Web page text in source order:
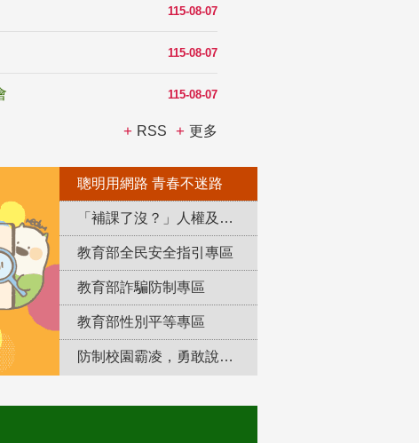
115-08-07
115-08-07
115-08-07
RSS 更多
聰明用網路 青春不迷路
「補課了沒？」人權及轉型正義教育專區
教育部全民安全指引專區
教育部詐騙防制專區
教育部性別平等專區
防制校園霸凌，勇敢說出來！